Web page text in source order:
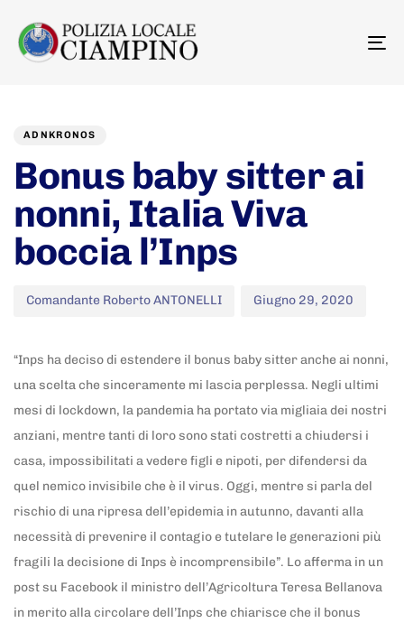
ADNKRONOS
Bonus baby sitter ai
nonni, Italia Viva
boccia l’Inps
Comandante Roberto ANTONELLI Giugno 29, 2020
“Inps ha deciso di estendere il bonus baby sitter anche ai nonni,
una scelta che sinceramente mi lascia perplessa. Negli ultimi
mesi di lockdown, la pandemia ha portato via migliaia dei nostri
anziani, mentre tanti di loro sono stati costretti a chiudersi i
casa, impossibilitati a vedere figli e nipoti, per difendersi da
quel nemico invisibile che è il virus. Oggi, mentre si parla del
rischio di una ripresa dell’epidemia in autunno, davanti alla
necessità di prevenire il contagio e tutelare le generazioni più
fragili la decisione di Inps è incomprensibile”. Lo afferma in un
post su Facebook il ministro dell’Agricoltura Teresa Bellanova
in merito alla circolare dell’Inps che chiarisce che il bonus